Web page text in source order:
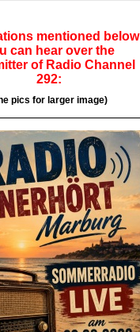
mentioned below
can hear over the
of Radio Channel
292:
pics for larger image)